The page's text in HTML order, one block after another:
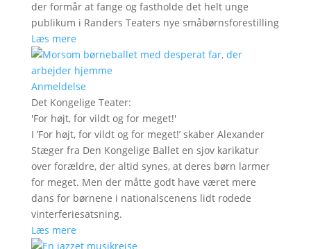
der formår at fange og fastholde det helt unge
publikum i Randers Teaters nye småbørnsforestilling
Læs mere
Anmeldelse
Det Kongelige Teater:
'For højt, for vildt og for meget!'
I ’For højt, for vildt og for meget!’ skaber Alexander
Stæger fra Den Kongelige Ballet en sjov karikatur
over forældre, der altid synes, at deres børn larmer
for meget. Men der måtte godt have været mere
dans for børnene i nationalscenens lidt rodede
vinterferiesatsning.
Læs mere